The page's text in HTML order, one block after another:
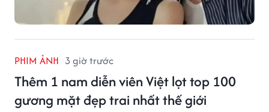
PHIM ẢNH 3 giờ trước
Thêm 1 nam diễn viên Việt lọt top 100
gương mặt đẹp trai nhất thế giới